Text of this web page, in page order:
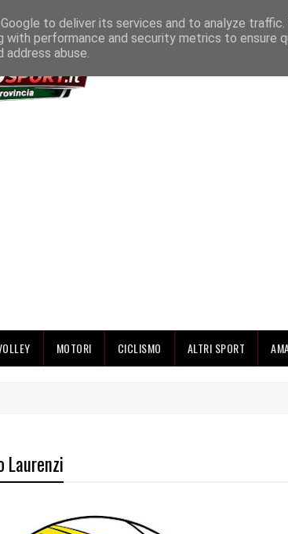
MOTORI CICLISMO ALTRI SPORT
Laurenzi
to deliver its services and to analyze traffic.
with performance and security metrics to ensure
abuse.